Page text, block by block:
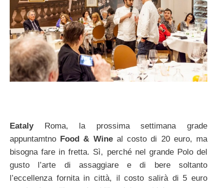
EatalyRoma, la prossima settimana grade
appuntamtno Food & Wineal costo di 20 euro, ma
bisogna fare in fretta. Sì, perché nel grande Polo del
gusto l’arte di assaggiare e di bere soltanto
l’eccellenza fornita in città, il costo salirà di 5 euro